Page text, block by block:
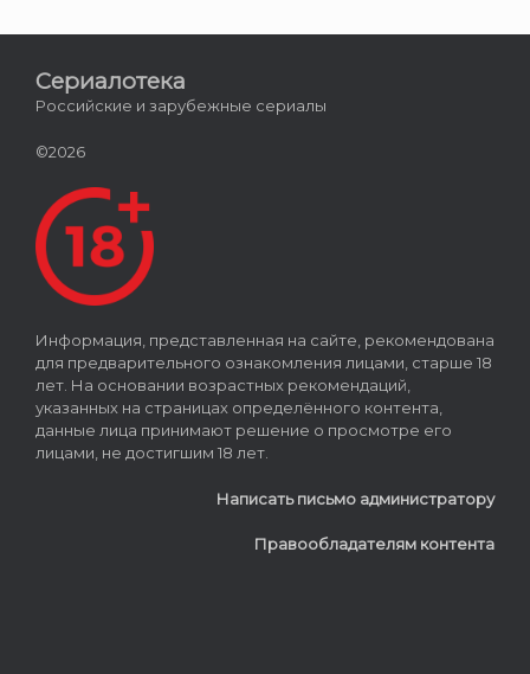
Сериалотека
Российские и зарубежные сериалы
©2026
Информация, представленная на сайте, рекомендована
для предварительного ознакомления лицами, старше 18
лет. На основании возрастных рекомендаций,
указанных на страницах определённого контента,
данные лица принимают решение о просмотре его
лицами, не достигшим 18 лет.
Написать письмо администратору
Правообладателям контента